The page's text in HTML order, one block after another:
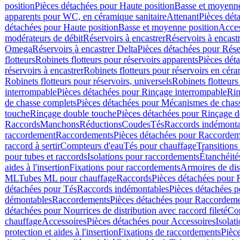
positionPièces détachées pour Haute positionBasse et
apparents pour WC, en céramique sanitaireAttenantPièces
détachées pour Haute positionBasse et moyenne position
modérateurs de débitRéservoirs à encastrerRéservoirs à
OmegaRéservoirs à encastrer DeltaPièces détachées pour
flotteursRobinets flotteurs pour réservoirs apparentsPièces
réservoirs à encastrerRobinets flotteurs pour réservoirs en
Robinets flotteurs pour réservoirs, universelsRobinets
interrompablePièces détachées pour Rinçage interrompable
de chasse completsPièces détachées pour Mécanismes de
toucheRinçage double touchePièces détachées pour Rinçage
RaccordsManchonsRéductionsCoudesTésRaccords
raccordementRaccordementsPièces détachées pour
raccord à sertirCompteurs d'eauTés pour chauffageTransitions
pour tubes et raccordsIsolations pour raccordements
aides à l'insertionFixations pour raccordementsArmoires de
MLTubes ML pour chauffageRaccordsPièces détachées pour
détachées pour TésRaccords indémontablesPièces détachées
démontablesRaccordementsPièces détachées pour
détachées pour Nourrices de distribution avec raccord fileté
chauffageAccessoiresPièces détachées pour Accessoires
protection et aides à l'insertionFixations de raccordements